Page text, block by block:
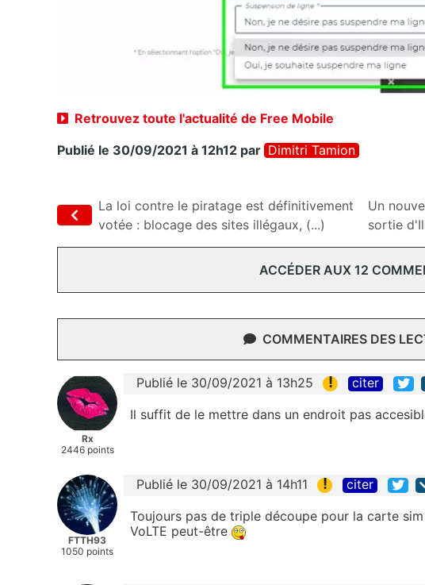
Retrouvez toute l'actualité de Free Mobile
Publié le 30/09/2021 à 12h12 par Dimitri Tamion
La loi contre le piratage est définitivement
votée : blocage des sites illégaux, (...)
Un
sortie
ACCÉDER AUX 12
COMMENTAIRES DES
Rx
2446 points
Publié le 30/09/2021 à 13h25 ! citer
Il suffit de le mettre dans un endroit pas
FTTH93
1050 points
Publié le 30/09/2021 à 14h11 ! citer
Toujours pas de triple découpe pour la carte
VoLTE peut-être